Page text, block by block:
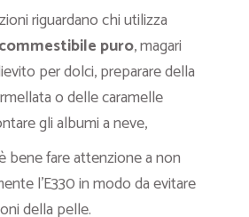
riguardano chi utilizza
puro, magari
per dolci, preparare della
o delle caramelle
gli albumi a neve,
bene fare attenzione a non
l’E330 in modo da evitare
della pelle.